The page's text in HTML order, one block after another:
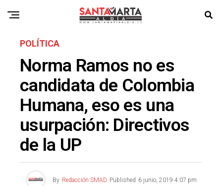
POLÍTICA
Norma Ramos no es
candidata de Colombia
Humana, eso es una
usurpación: Directivos
de la UP
By Redacción SMAD Published 6 junio, 2019 4:07 pm